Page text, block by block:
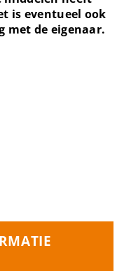
is eventueel ook
met de eigenaar.